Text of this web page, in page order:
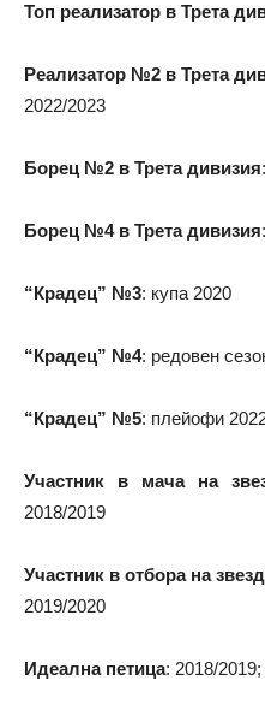
Топ реализатор в Трета
Реализатор №2 в Трета
2022/2023
Борец №2 в Трета дивизия
Борец №4 в Трета дивизия
“Крадец” №3: купа 2020
“Крадец” №4: редовен
“Крадец” №5: плейофи
Участник в мача на
2018/2019
Участник в отбора на
2019/2020
Идеална петица: 2018/